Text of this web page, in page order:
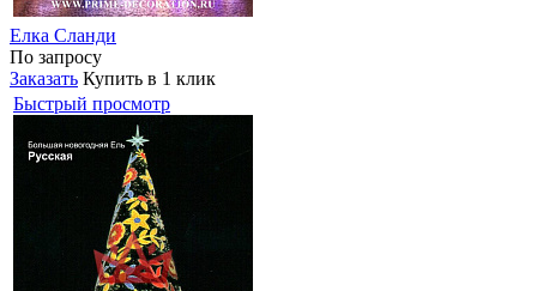
Елка Сланди
По запросу
Заказать Купить в 1 клик
Быстрый просмотр